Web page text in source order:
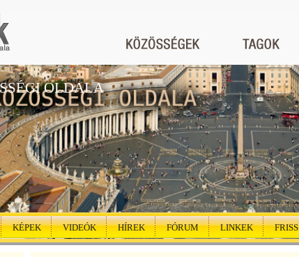
OLDALA
KÉPEK VIDEÓK HÍREK FÓRUM LINKEK FRISS